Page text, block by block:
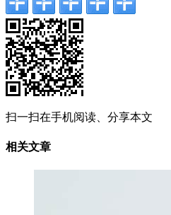
扫一扫在手机阅读、分享本文
相关文章